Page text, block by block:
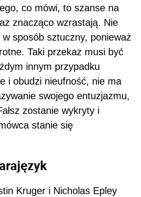
co mówi, to szanse na
znacząco wzrastają. Nie
sposób sztuczny, ponieważ
Taki przekaz musi być
innym przypadku
i obudzi nieufność, nie ma
swojego entuzjazmu,
zostanie wykryty i
stanie się
Kruger i Nicholas Epley